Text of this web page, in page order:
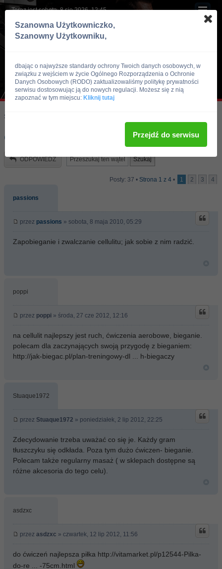
Teraz jest sobota, 8 sie 2026, 12:45
Skocz do:
CELLULIT
ODPOWIEDZ
Posty: 37 • Strona 1 z 4 • 1 2 3 4
passions
przez passions » sobota, 8 maja 2010, 05:29
Zapobieganie i zwalczanie cellulitu; jak sobie z nim radzić.
poppi
przez poppi » środa, 27 cze 2012, 12:16
na cellulit najlepszy jest ruch, ćwiczenia aerobowe, bieganie.
polecam dla zaczynających swoją przygodę z bieganiem:
http://jak-biegac.pl/plan-treningowy-dl ... h-biegaczy
Stuaque1972
przez Stuaque1972 » poniedziałek, 2 lip 2012, 22:25
Zdecydowanie trzeba uważać co się je. Każdy gram
tłuszczyku się odkłada. Poza tym dużo ćwiczen- bieganie.
Polecam także regularny masaż ( w sklepach dostępne są
różne akcesoria do tego celu).
asdzxc
przez asdzxc » czwartek, 12 lip 2012, 11:56
do ćwiczeń najlepsza piłka http://vitamarket.pl/p12544-Pilka-
do-re ... -75cm.html
Szanowna Użytkowniczko,
Szanowny Użytkowniku,
dbając o najwyższe standardy ochrony Twoich danych osobowych, w
związku z wejściem w życie Ogólnego Rozporządzenia o Ochronie
Danych Osobowych (RODO) zaktualizowaliśmy politykę prywatności
serwisu dostosowując ją do nowych regulacji. Możesz się z nią
zapoznać w tym miejscu: Kliknij tutaj
Przejdź do serwisu